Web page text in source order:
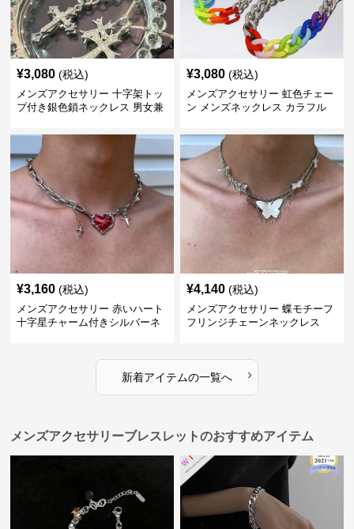
¥3,080 (税込)
メンズアクセサリー 十字架トッ
プ付き銀色鎖ネックレス 男女兼
¥3,080 (税込)
メンズアクセサリー 虹色チェー
ン メンズネックレス カラフル
¥3,160 (税込)
メンズアクセサリー 赤いハート
十字星チャーム付きシルバーネ
¥4,140 (税込)
メンズアクセサリー 蝶モチーフ
フリンジチェーンネックレス
新着アイテムの一覧へ ›
メンズアクセサリーブレスレットのおすすめアイテム